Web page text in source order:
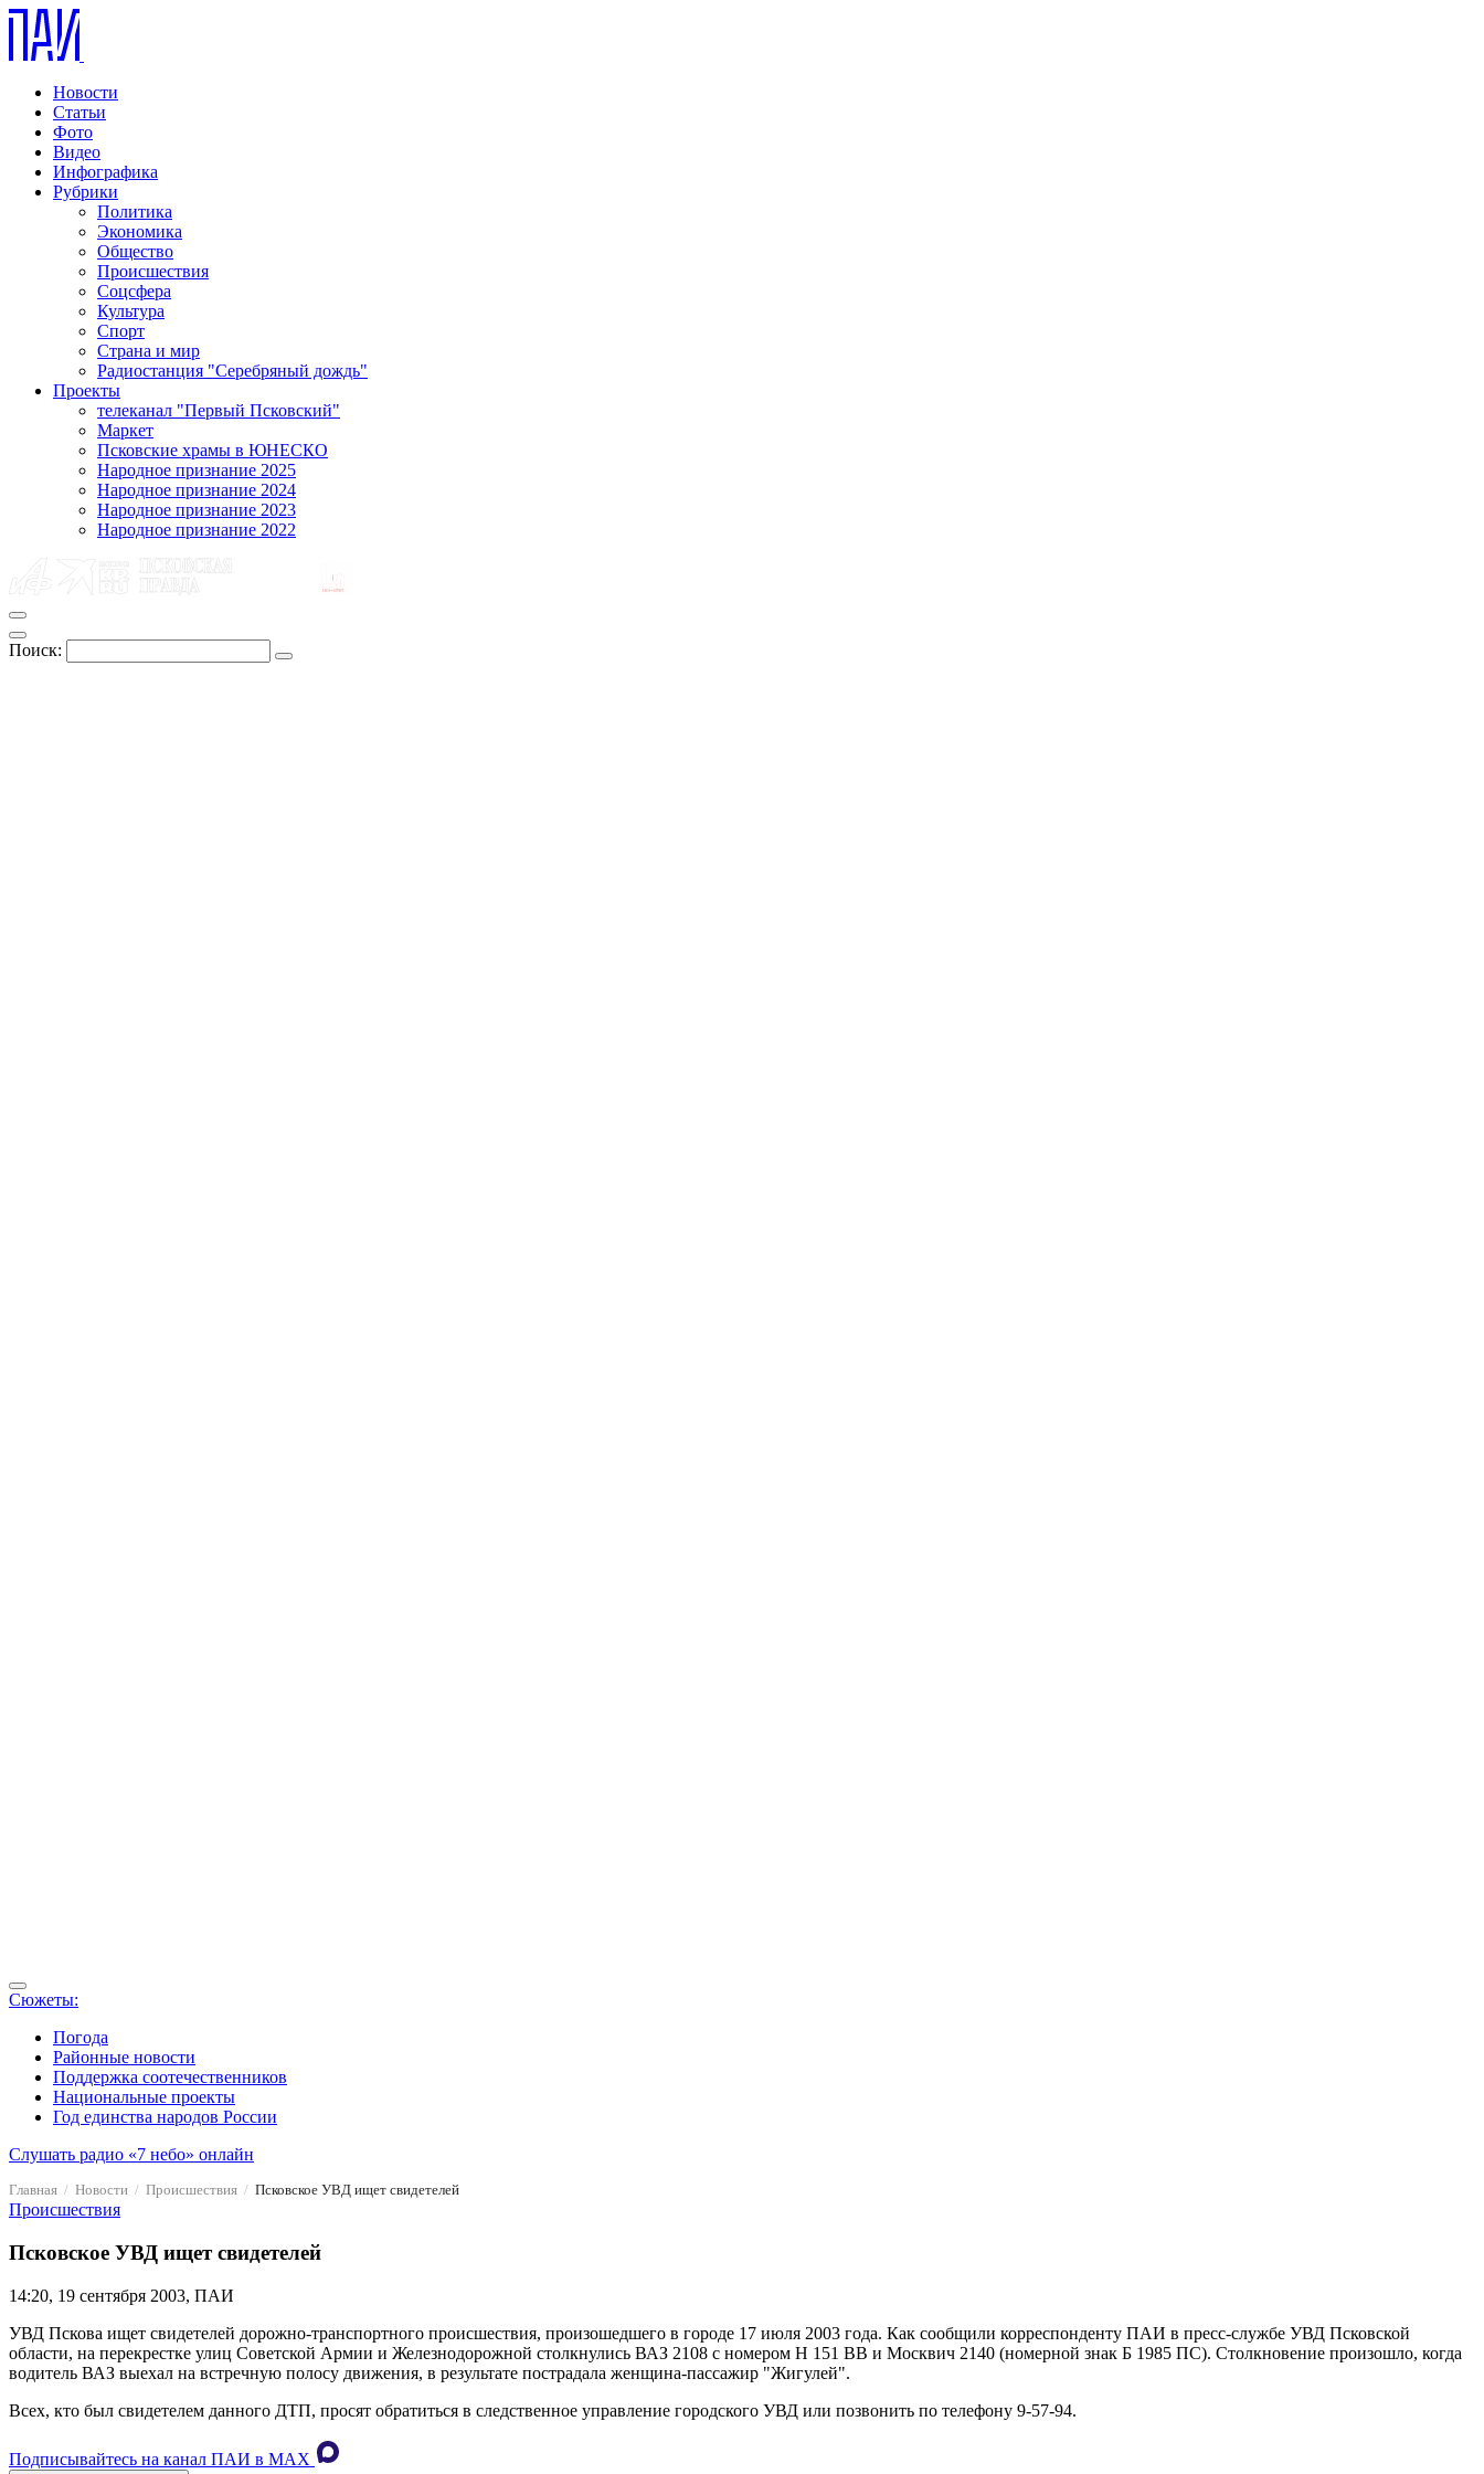
Новости
Статьи
Фото
Видео
Инфографика
Рубрики
Политика
Экономика
Общество
Происшествия
Соцсфера
Культура
Спорт
Страна и мир
Радиостанция "Серебряный дождь"
Проекты
телеканал "Первый Псковский"
Маркет
Псковские храмы в ЮНЕСКО
Народное признание 2025
Народное признание 2024
Народное признание 2023
Народное признание 2022
Поиск:
Сюжеты:
Погода
Районные новости
Поддержка соотечественников
Национальные проекты
Год единства народов России
Слушать радио «7 небо» онлайн
Главная Новости Происшествия Псковское УВД ищет свидетелей
Происшествия
Псковское УВД ищет свидетелей
14:20, 19 сентября 2003, ПАИ
УВД Пскова ищет свидетелей дорожно-транспортного происшествия, произошедшего в городе 17 июля 2003 года. Как сообщили корреспонденту ПАИ в пресс-службе УВД Псковской
области, на перекрестке улиц Советской Армии и Железнодорожной столкнулись ВАЗ 2108 с номером Н 151 ВВ и Москвич 2140 (номерной знак Б 1985 ПС). Столкновение произошло, когда
водитель ВАЗ выехал на встречную полосу движения, в результате пострадала женщина-пассажир "Жигулей".
Всех, кто был свидетелем данного ДТП, просят обратиться в следственное управление городского УВД или позвонить по телефону 9-57-94.
Подписывайтесь на канал ПАИ в MAХ